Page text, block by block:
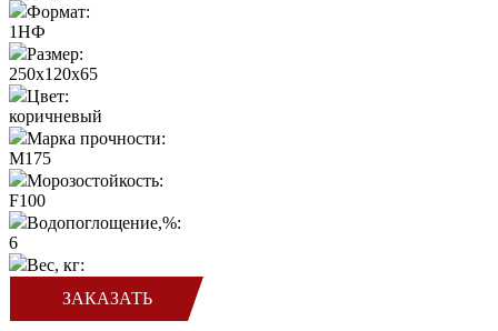
Формат:
1НФ
Размер:
250x120x65
Цвет:
коричневый
Марка прочности:
M175
Морозостойкость:
F100
Водопоглощение,%:
6
Вес, кг:
ЗАКАЗАТЬ